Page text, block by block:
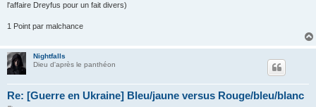
l'affaire Dreyfus pour un fait divers)
1 Point par malchance
Nightfalls
Dieu d'après le panthéon
Re: [Guerre en Ukraine] Bleu/jaune versus Rouge/bleu/blanc